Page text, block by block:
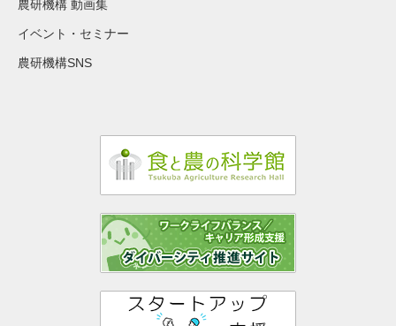
農研機構 動画集
イベント・セミナー
農研機構SNS